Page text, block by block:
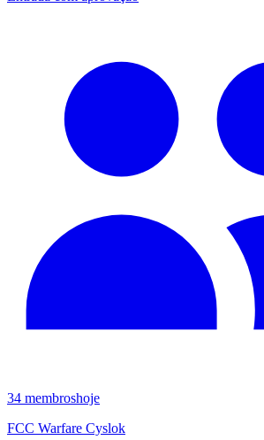
34 membroshoje
FCC Warfare Cyslok